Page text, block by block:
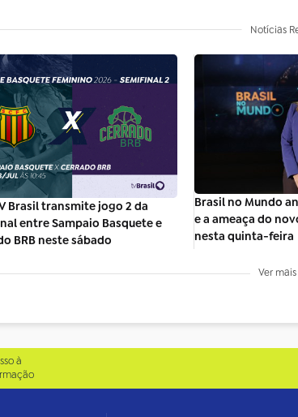
Notícias
Brasil transmite jogo 2 da
entre Sampaio Basquete e
BRB neste sábado
Brasil no Mundo
e a ameaça do
nesta quinta-feira
Ver
à